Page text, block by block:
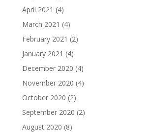
April 2021 (4)
March 2021 (4)
February 2021 (2)
January 2021 (4)
December 2020 (4)
November 2020 (4)
October 2020 (2)
September 2020 (2)
August 2020 (8)